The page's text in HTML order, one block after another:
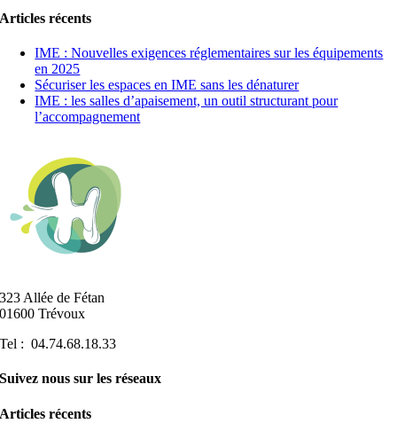
Articles récents
IME : Nouvelles exigences réglementaires sur les équipements
en 2025
Sécuriser les espaces en IME sans les dénaturer
IME : les salles d’apaisement, un outil structurant pour
l’accompagnement
323 Allée de Fétan
01600 Trévoux
Tel : 04.74.68.18.33
Suivez nous sur les réseaux
Articles récents